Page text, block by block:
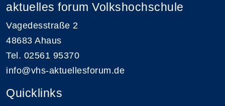
aktuelles forum Volkshochschule
Vagedesstraße 2
48683 Ahaus
Tel. 02561 95370
info@vhs-aktuellesforum.de
Quicklinks